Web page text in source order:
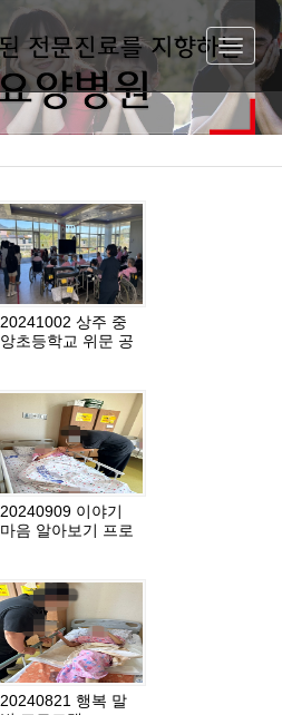
Toggle
20241002 상주 중
앙초등학교 위문 공
20240909 이야기
마음 알아보기 프로
20240821 행복 말